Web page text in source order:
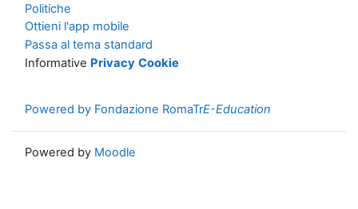
Politiche
Ottieni l'app mobile
Passa al tema standard
Informative Privacy Cookie
Powered by Fondazione RomaTrE-Education
Powered by Moodle